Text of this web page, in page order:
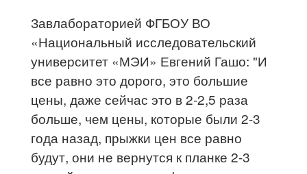
Завлабораторией ФГБОУ ВО
«Национальный исследовательский
университет «МЭИ» Евгений Гашо: "И
все равно это дорого, это большие
цены, даже сейчас это в 2-2,5 раза
больше, чем цены, которые были 2-3
года назад, прыжки цен все равно
будут, они не вернутся к планке 2-3